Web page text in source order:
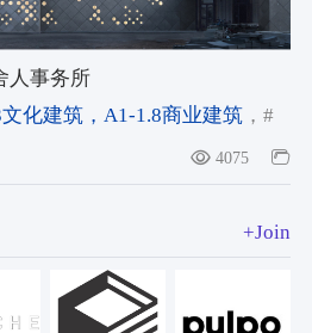
人事务所
化建筑，A1-1.8商业建筑，#
4075
+Join